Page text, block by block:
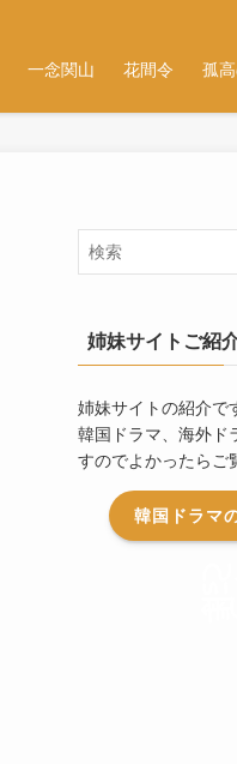
一念関山 花間令 孤
姉妹サイトご紹
姉妹サイトの紹介で
韓国ドラマ、海外ド
すのでよかったらご
韓国ドラマ